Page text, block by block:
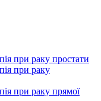
при раку простати
при раку
при раку прямої